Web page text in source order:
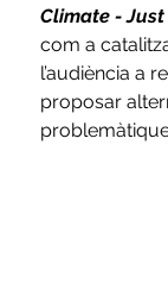
Climate -
com a
l’audiència a
proposar